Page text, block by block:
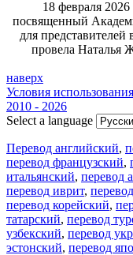
18 февраля
посвященный
для
провела Наталья
наверх
Условия использования
2010 - 2026
Select a language
Перевод английский,
перевод французский,
итальянский, перевод
перевод иврит,
перевод корейский,
татарский, перевод
узбекский, перевод
эстонский, перевод